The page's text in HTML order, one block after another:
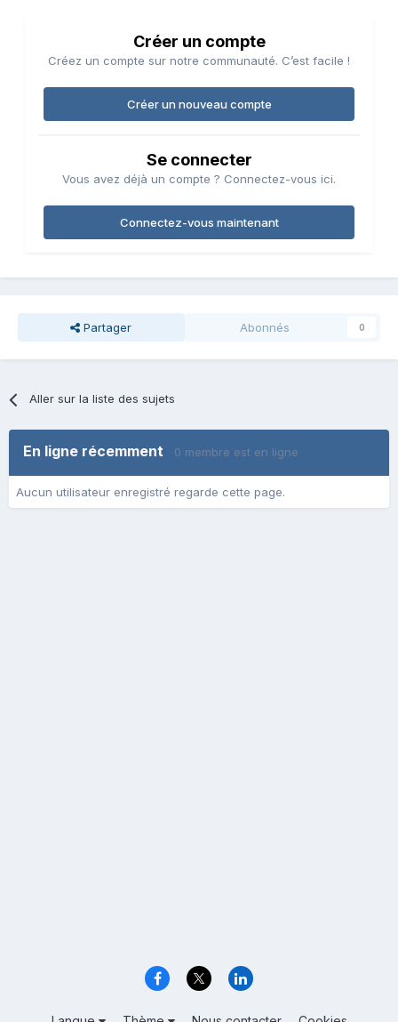
Créer un compte
Créez un compte sur notre communauté. C’est facile !
Créer un nouveau compte
Se connecter
Vous avez déjà un compte ? Connectez-vous ici.
Connectez-vous maintenant
Partager Abonnés 0
Aller sur la liste des sujets
En ligne récemment 0 membre est en ligne
Aucun utilisateur enregistré regarde cette page.